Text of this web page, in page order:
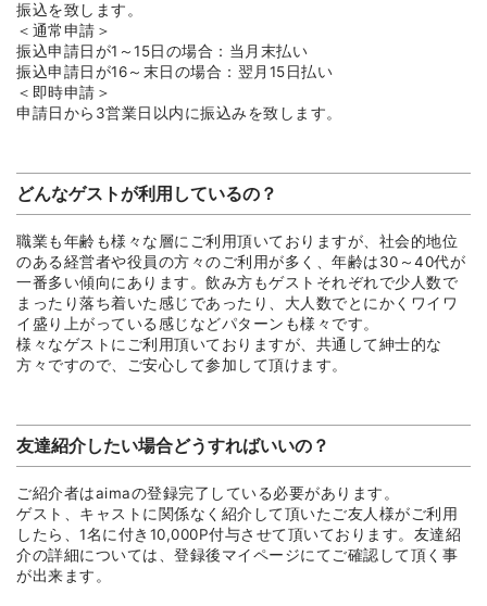
振込を致します。
＜通常申請＞
振込申請日が1～15日の場合：当月末払い
振込申請日が16～末日の場合：翌月15日払い
＜即時申請＞
申請日から3営業日以内に振込みを致します。
どんなゲストが利用しているの？
職業も年齢も様々な層にご利用頂いておりますが、社会的地位
のある経営者や役員の方々のご利用が多く、年齢は30～40代が
一番多い傾向にあります。飲み方もゲストそれぞれで少人数で
まったり落ち着いた感じであったり、大人数でとにかくワイワ
イ盛り上がっている感じなどパターンも様々です。
様々なゲストにご利用頂いておりますが、共通して紳士的な
方々ですので、ご安心して参加して頂けます。
友達紹介したい場合どうすればいいの？
ご紹介者はaimaの登録完了している必要があります。
ゲスト、キャストに関係なく紹介して頂いたご友人様がご利用
したら、1名に付き10,000P付与させて頂いております。友達紹
介の詳細については、登録後マイページにてご確認して頂く事
が出来ます。